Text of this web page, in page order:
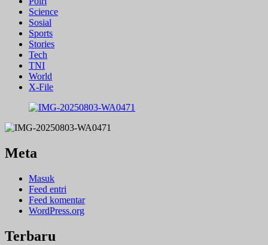
Science
Sosial
Sports
Stories
Tech
TNI
World
X-File
Meta
Masuk
Feed entri
Feed komentar
WordPress.org
Terbaru